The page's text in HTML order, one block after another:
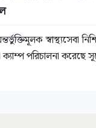
স্বাস্থ্যসেবা
ক্যাম্প পরিচালনা করেছে